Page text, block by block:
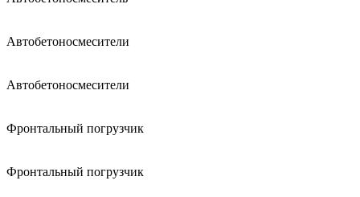
Автобетоносмесители
Автобетоносмесители
Фронтальный погрузчик
Фронтальный погрузчик